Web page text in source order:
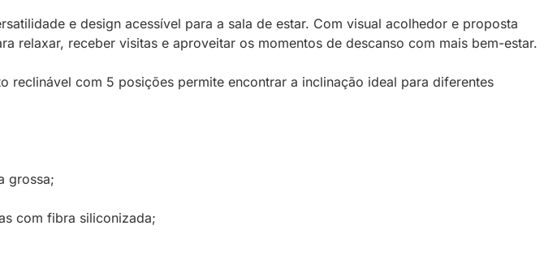
e design acessível para a sala de estar. Com visual acolhedor e proposta
relaxar, receber visitas e aproveitar os momentos de descanso com mais bem-estar.
com 5 posições permite encontrar a inclinação ideal para diferentes
grossa;
com fibra siliconizada;